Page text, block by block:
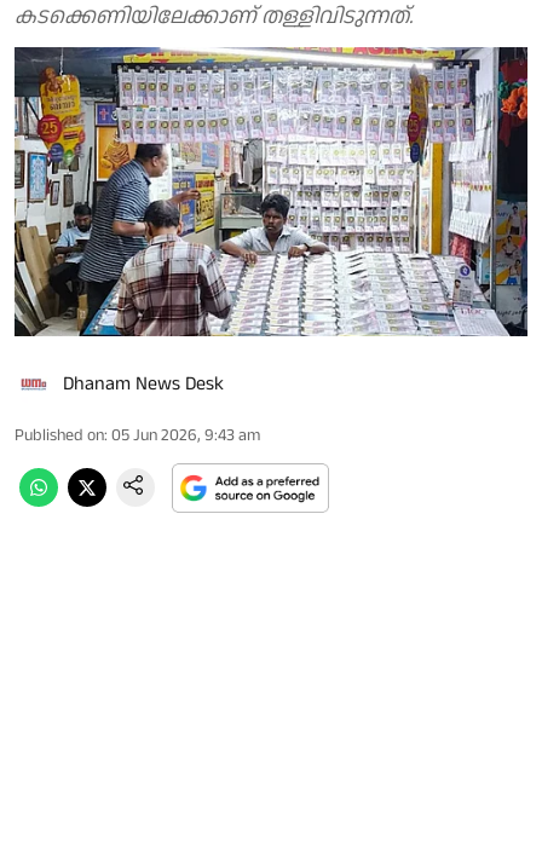
കടക്കെണിയിലേക്കാണ് തള്ളിവിടുന്നത്.
Dhanam News Desk
Published on: 05 Jun 2026, 9:43 am